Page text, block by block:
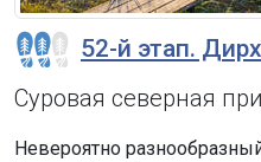
52-й этап.
Суровая северная
Невероятно